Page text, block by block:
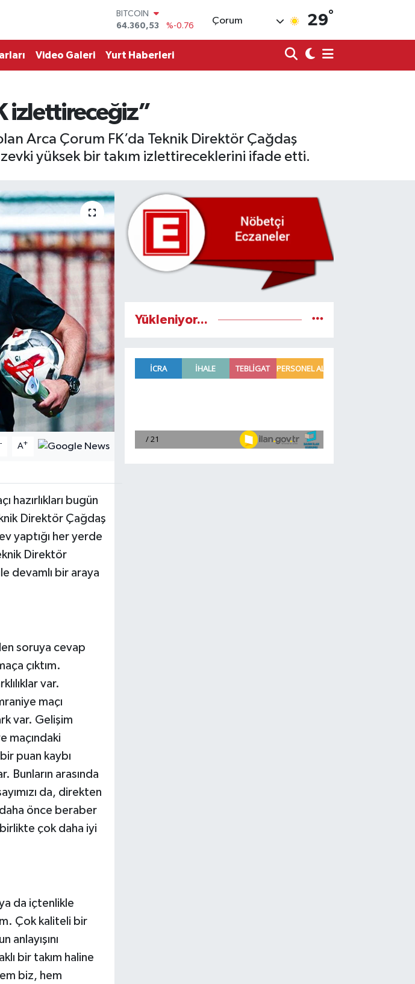
DOLAR
47,7069
%0.17
EURO
55,0265
%0.01
BİST100
13.887
BITCOIN
Çorum 29°
Video Galeri Yurt Haberleri
izlettireceğiz”
Arca Çorum FK’da Teknik Direktör Çağdaş
yüksek bir takım izlettireceklerini ifade etti.
- A+
hazırlıkları bugün
Direktör Çağdaş
yaptığı her yerde
Direktör
devamlı bir araya
soruya cevap
çıktım.
var.
maçı
var. Gelişim
maçındaki
puan kaybı
Bunların arasında
da, direkten
önce beraber
birlikte çok daha iyi
da içtenlikle
Çok kaliteli bir
bir takım haline
biz, hem
Yükleniyor...